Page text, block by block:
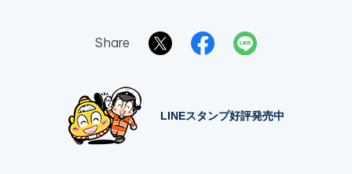
Share
LINEスタンプ好評発売中